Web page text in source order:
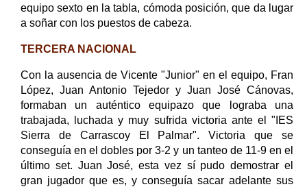
equipo sexto en la tabla, cómoda posición, que da lugar
a soñar con los puestos de cabeza.
TERCERA NACIONAL
Con la ausencia de Vicente "Junior" en el equipo, Fran
López, Juan Antonio Tejedor y Juan José Cánovas,
formaban un auténtico equipazo que lograba una
trabajada, luchada y muy sufrida victoria ante el "IES
Sierra de Carrascoy El Palmar". Victoria que se
conseguía en el dobles por 3-2 y un tanteo de 11-9 en el
último set. Juan José, esta vez sí pudo demostrar el
gran jugador que es, y conseguía sacar adelante sus